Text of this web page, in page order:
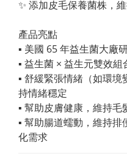
✨ 添加皮毛保養菌株，
產品亮點
▪︎ 美國 65 年益生菌大廠
▪︎ 益生菌 × 益生元雙效
▪︎ 舒緩緊張情緒（如環
持情緒穩定
▪︎ 幫助皮膚健康，維持毛
▪︎ 幫助腸道蠕動，維持
化需求